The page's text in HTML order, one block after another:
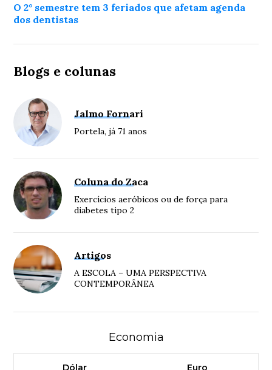
O 2° semestre tem 3 feriados que afetam agenda
dos dentistas
Blogs e colunas
Jalmo Fornari
Portela, já 71 anos
Coluna do Zaca
Exercícios aeróbicos ou de força para
diabetes tipo 2
Artigos
A ESCOLA – UMA PERSPECTIVA
CONTEMPORÂNEA
Economia
Dólar
Euro